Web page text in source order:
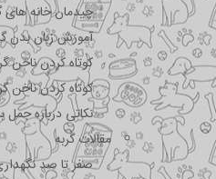
چیدمان خانه های
آموزش زبان بدن
کوتاه کردن ناخن
کوتاه کردن ناخن
نکاتی درباره جمل
مقالات گربه
صفر تا صد